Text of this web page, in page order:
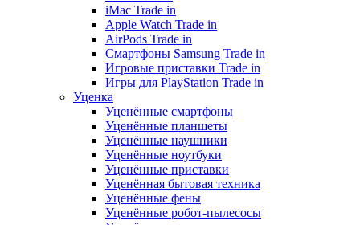
iMac Trade in
Apple Watch Trade in
AirPods Trade in
Смартфоны Samsung Trade in
Игровые приставки Trade in
Игры для PlayStation Trade in
Уценка
Уценённые смартфоны
Уценённые планшеты
Уценённые наушники
Уценённые ноутбуки
Уценённые приставки
Уценённая бытовая техника
Уценённые фены
Уценённые робот-пылесосы